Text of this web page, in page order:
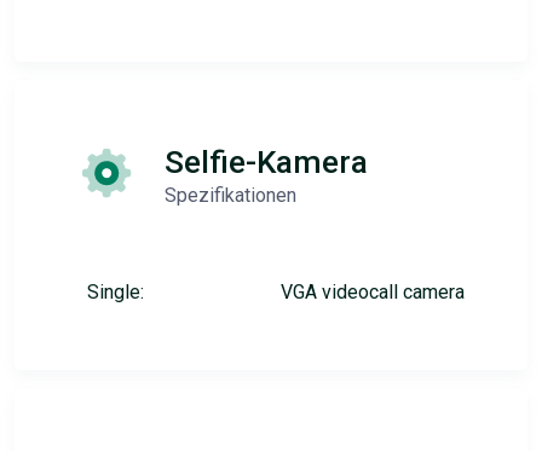
Selfie-Kamera
Spezifikationen
Single: VGA videocall camera